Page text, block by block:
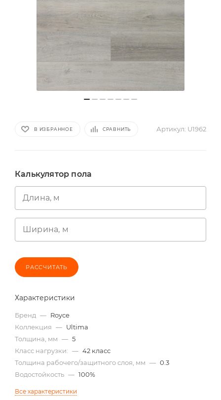
В ИЗБРАННОЕ СРАВНИТЬ Артикул: U1962
Калькулятор пола
Длина, м
Ширина, м
РАССЧИТАТЬ
Характеристики
Бренд — Royce
Коллекция — Ultima
Толщина, мм — 5
Класс нагрузки: — 42 класс
Толщина рабочего/защитного слоя, мм — 0.3
Водостойкость — 100%
Все характеристики